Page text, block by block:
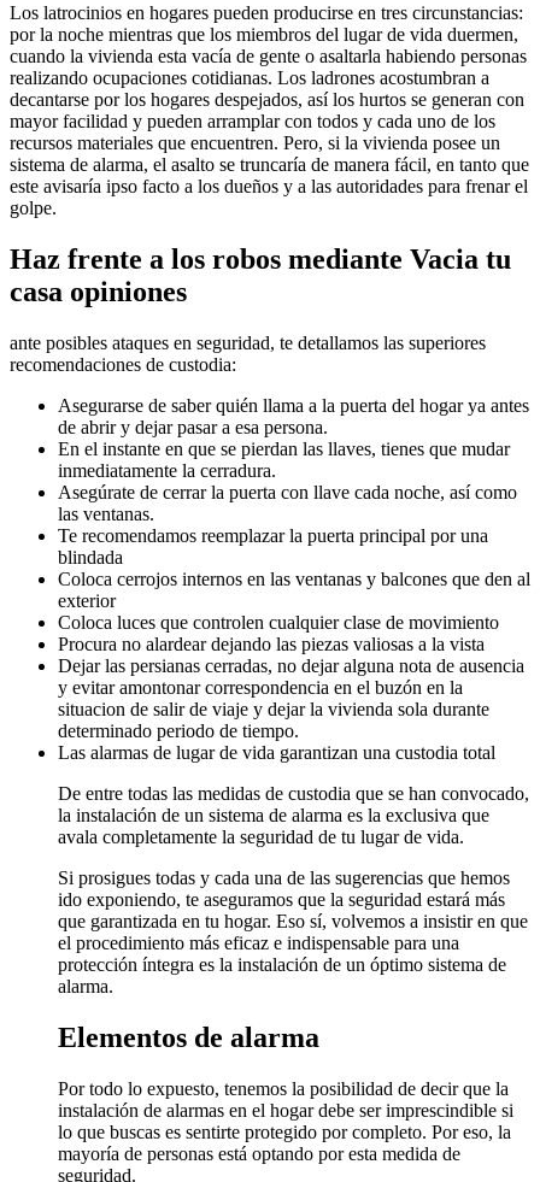
Los latrocinios en hogares pueden producirse en tres circunstancias:
por la noche mientras que los miembros del lugar de vida duermen,
cuando la vivienda esta vacía de gente o asaltarla habiendo personas
realizando ocupaciones cotidianas. Los ladrones acostumbran a
decantarse por los hogares despejados, así los hurtos se generan con
mayor facilidad y pueden arramplar con todos y cada uno de los
recursos materiales que encuentren. Pero, si la vivienda posee un
sistema de alarma, el asalto se truncaría de manera fácil, en tanto que
este avisaría ipso facto a los dueños y a las autoridades para frenar el
golpe.
Haz frente a los robos mediante Vacia tu
casa opiniones
ante posibles ataques en seguridad, te detallamos las superiores
recomendaciones de custodia:
Asegurarse de saber quién llama a la puerta del hogar ya antes
de abrir y dejar pasar a esa persona.
En el instante en que se pierdan las llaves, tienes que mudar
inmediatamente la cerradura.
Asegúrate de cerrar la puerta con llave cada noche, así como
las ventanas.
Te recomendamos reemplazar la puerta principal por una
blindada
Coloca cerrojos internos en las ventanas y balcones que den al
exterior
Coloca luces que controlen cualquier clase de movimiento
Procura no alardear dejando las piezas valiosas a la vista
Dejar las persianas cerradas, no dejar alguna nota de ausencia
y evitar amontonar correspondencia en el buzón en la
situacion de salir de viaje y dejar la vivienda sola durante
determinado periodo de tiempo.
Las alarmas de lugar de vida garantizan una custodia total
De entre todas las medidas de custodia que se han convocado,
la instalación de un sistema de alarma es la exclusiva que
avala completamente la seguridad de tu lugar de vida.
Si prosigues todas y cada una de las sugerencias que hemos
ido exponiendo, te aseguramos que la seguridad estará más
que garantizada en tu hogar. Eso sí, volvemos a insistir en que
el procedimiento más eficaz e indispensable para una
protección íntegra es la instalación de un óptimo sistema de
alarma.
Elementos de alarma
Por todo lo expuesto, tenemos la posibilidad de decir que la
instalación de alarmas en el hogar debe ser imprescindible si
lo que buscas es sentirte protegido por completo. Por eso, la
mayoría de personas está optando por esta medida de
seguridad.